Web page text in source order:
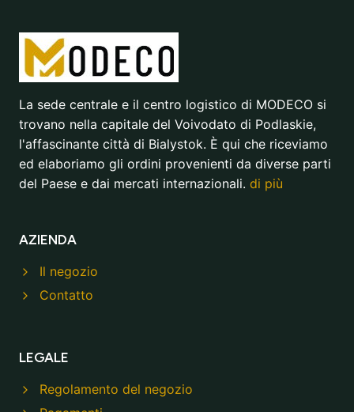
La sede centrale e il centro logistico di MODECO si
trovano nella capitale del Voivodato di Podlaskie,
l'affascinante città di Bialystok. È qui che riceviamo
ed elaboriamo gli ordini provenienti da diverse parti
del Paese e dai mercati internazionali. di più
AZIENDA
Il negozio
Contatto
LEGALE
Regolamento del negozio